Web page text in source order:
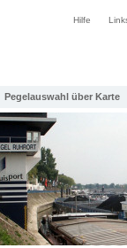
Hilfe
Pegelauswahl über Karte